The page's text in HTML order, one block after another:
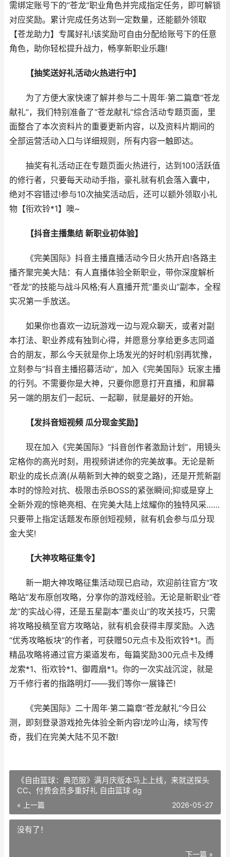
需绑定账号下的“苍龙”职业角色并完成指定任务，即可解锁
对应奖励。累计完成任务达到一定数量，还能额外领取
【苍龙助力】专属好礼!该奖励可自由分配给账号下的任意
角色，助你轻松提升战力，畅享新职业乐趣!
【抽奖送好礼活动火热进行中】
为了方便大家快速了解并参与二十周年·第二篇章“苍龙
献礼”，我们特别准备了“苍龙献礼”综合活动专题页面，里
面整合了本次资料片的重要更新内容，以及资料片期间的
全部运营活动入口与详细规则，所有内容一触即达。
抽奖有礼活动正在专题页面火热进行，达到100活跃值
的修行者，只要每天动动手指，豪礼就有机会落入囊中，
绝对不容错过!参与10次抽奖活动后，还可以额外领取小礼
物【衔欢铃*1】噢~
【抖音主播集结 新职业初体验】
《完美国际》抖音主播直播活动今日火热开启!各路主
播齐聚完美大陆：有人直播体验全新职业，带你深度解析
“苍龙”的技能与战斗风格;有人直播开荒“墨炎山”副本，全程
实况第一手放送。
如果你也喜欢一边玩游戏一边与观众聊天，或者对副
本打法、职业养成有独到心得，并愿意分享给更多志同道
合的朋友，那么今天就是你上场发光的好时机!别再犹豫，
立刻参与“抖音主播招募活动”，加入《完美国际》玩家主播
的行列。不需要你是大神，只要你愿意打开直播，和屏幕
另一端的朋友们一起玩、一起聊，就是最好的开始。
【发抖音短视频 瓜分现金奖励】
现在加入《完美国际》“抖音创作者激励计划”，用镜头
定格你的高光时刻，用视频讲述你的完美故事。无论是新
职业的成长点滴(从萌新到大神的蜕变之路)，还是开荒新副
本时的惊险对抗、极限击杀BOSS的紧张瞬间;抑或是穿上
全新外观的惊艳亮相、在完美大陆上炫耀你的独特风采……
只要带上指定话题发布原创短视频，就有机会参与瓜分现
金大奖!
【大神攻略征集令】
新一期大神攻略征集活动现已启动，欢迎前往官方“攻
略站”发布原创攻略，分享你的游戏经验。无论是新职业“苍
龙”的实战心得，还是五星副本“墨炎山”的攻关技巧，只需
将攻略投稿至官方攻略站，就有机会获得丰厚奖励。入选
“优秀攻略板块”的作者，可获赠50元点卡及衔欢铃*1。而
精品攻略将通过官方渠道发布，每篇奖励300元点卡及缚
龙索*1、衔欢铃*1、御霞扇*1。你的一次实战沉淀，就是
万千修行者的指路明灯——我们等你一展锋芒!
《完美国际》二十周年·第二篇章“苍龙献礼”今日公
测，即刻登录游戏抢先体验全新内容!龙吟山海，续写传
奇，我们在完美大陆不见不散!
《自由篮球：典范服》满月庆版本马上上线，来就送探头
CC、付费会员多重好礼 自由篮球 dg
« 上一篇 2026-05-27
没有了！
下一篇 »